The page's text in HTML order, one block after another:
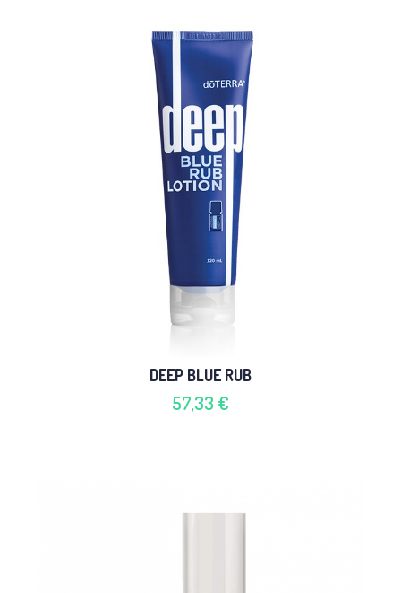
DEEP BLUE RUB
57,33 €